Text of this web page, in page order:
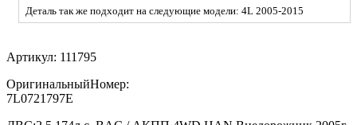
Деталь так же подходит на следующие модели: 4L 2005-2015
Артикул: 111795
ОригинальныйНомер:
7L0721797E